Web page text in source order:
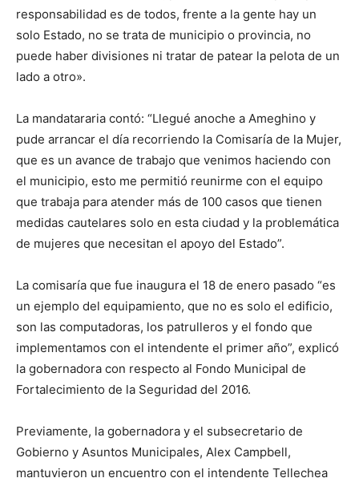
responsabilidad es de todos, frente a la gente hay un
solo Estado, no se trata de municipio o provincia, no
puede haber divisiones ni tratar de patear la pelota de un
lado a otro».
La mandatararia contó: “Llegué anoche a Ameghino y
pude arrancar el día recorriendo la Comisaría de la Mujer,
que es un avance de trabajo que venimos haciendo con
el municipio, esto me permitió reunirme con el equipo
que trabaja para atender más de 100 casos que tienen
medidas cautelares solo en esta ciudad y la problemática
de mujeres que necesitan el apoyo del Estado”.
La comisaría que fue inaugura el 18 de enero pasado “es
un ejemplo del equipamiento, que no es solo el edificio,
son las computadoras, los patrulleros y el fondo que
implementamos con el intendente el primer año”, explicó
la gobernadora con respecto al Fondo Municipal de
Fortalecimiento de la Seguridad del 2016.
Previamente, la gobernadora y el subsecretario de
Gobierno y Asuntos Municipales, Alex Campbell,
mantuvieron un encuentro con el intendente Tellechea